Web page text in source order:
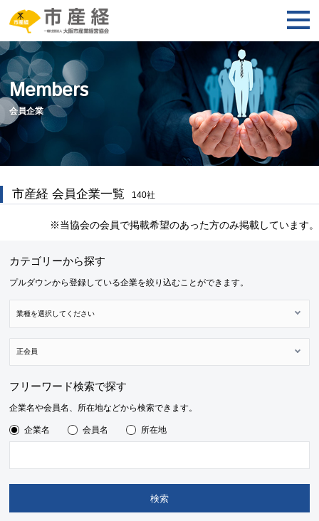
Members
会員企業
市産経 会員企業一覧 140社
※当協会の会員で掲載希望のあった方のみ掲載しています。
カテゴリーから探す
プルダウンから登録している企業を絞り込むことができます。
フリーワード検索で探す
企業名や会員名、所在地などから検索できます。
企業名 会員名 所在地
検索